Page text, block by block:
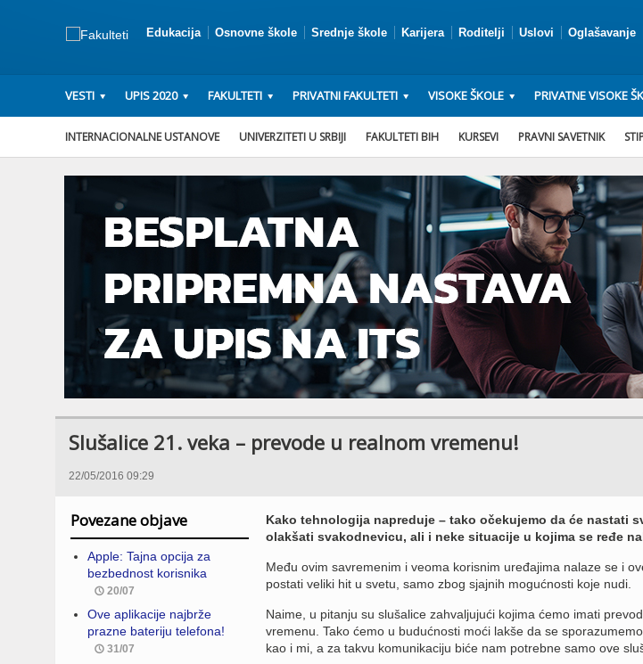
Edukacija Osnovne škole Srednje škole Karijera Roditelji Uslovi Oglašavanje
VESTI UPIS 2020 FAKULTETI PRIVATNI FAKULTETI VISOKE ŠKOLE PRIVATNE VISOKE
INTERNACIONALNE USTANOVE UNIVERZITETI U SRBIJI FAKULTETI BIH KURSEVI PRAVNI SAVETNIK
Slušalice 21. veka – prevode u realnom vremenu!
22/05/2016 09:29
Povezane objave
Apple: Tajna opcija za
bezbednost korisnika
20/07
Ove aplikacije najbrže
prazne bateriju telefona!
31/07
Kako tehnologija napreduje – tako očekujemo da će nastati
olakšati svakodnevicu, ali i neke situacije u kojima se ređe
Među ovim savremenim i veoma korisnim uređajima nalaze se i
postati veliki hit u svetu, samo zbog sjajnih mogućnosti koje nudi.
Naime, u pitanju su slušalice zahvaljujući kojima ćemo imati
vremenu. Tako ćemo u budućnosti moći lakše da se
kao i mi, a za takvu komunikaciju biće nam potrebne samo ove